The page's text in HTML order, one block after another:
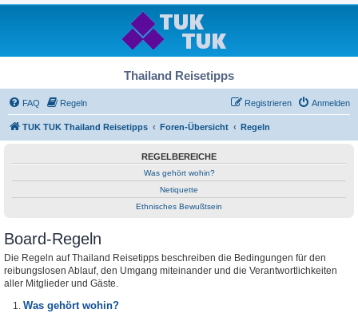
Thailand Reisetipps
FAQ Regeln Anmelden
Registrieren
TUK TUK Thailand Reisetipps Foren-Übersicht Regeln
REGELBEREICHE
Was gehört wohin?
Netiquette
Ethnisches Bewußtsein
Board-Regeln
Die Regeln auf Thailand Reisetipps beschreiben die Bedingungen für den
reibungslosen Ablauf, den Umgang miteinander und die Verantwortlichkeiten
aller Mitglieder und Gäste.
Was gehört wohin?